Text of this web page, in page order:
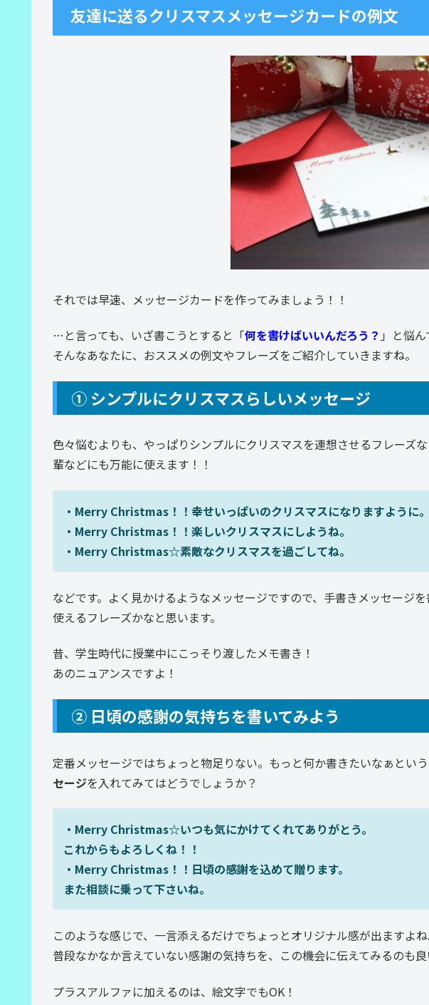
友達に送るクリスマスメッセージカードの例文
それでは早速、メッセージカードを作ってみましょう！！
…と言っても、いざ書こうとすると「何を書けばいいんだろう？ 」と悩
そんなあなたに、おススメの例文やフレーズをご紹介していきますね。
① シンプルにクリスマスらしいメッセージ
色々悩むよりも、やっぱりシンプルにクリスマスを連想させるフレーズ
輩などにも万能に使えます！！
・Merry Christmas！！幸せいっぱいのクリスマスになりますように。
・Merry Christmas！！楽しいクリスマスにしようね。
・Merry Christmas☆素敵なクリスマスを過ごしてね。
などです。よく見かけるようなメッセージですので、手書きメッセージ
使えるフレーズかなと思います。
昔、学生時代に授業中にこっそり渡したメモ書き！
あのニュアンスですよ！
② 日頃の感謝の気持ちを書いてみよう
定番メッセージではちょっと物足りない。もっと何か書きたいなぁとい
セージを入れてみてはどうでしょうか？
・Merry Christmas☆いつも気にかけてくれてありがとう。
これからもよろしくね！！
・Merry Christmas！！日頃の感謝を込めて贈ります。
また相談に乗って下さいね。
このような感じで、一言添えるだけでちょっとオリジナル感が出ますよね
普段なかなか言えていない感謝の気持ちを、この機会に伝えてみるのも
プラスアルファに加えるのは、絵文字でもOK！